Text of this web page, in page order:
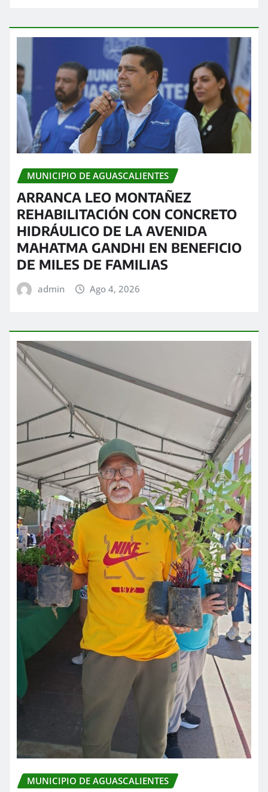
MUNICIPIO DE AGUASCALIENTES
ARRANCA LEO MONTAÑEZ
REHABILITACIÓN CON CONCRETO
HIDRÁULICO DE LA AVENIDA
MAHATMA GANDHI EN BENEFICIO
DE MILES DE FAMILIAS
admin Ago 4, 2026
MUNICIPIO DE AGUASCALIENTES